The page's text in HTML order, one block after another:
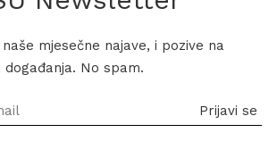
mjesečne najave, i pozive na
događanja. No spam.